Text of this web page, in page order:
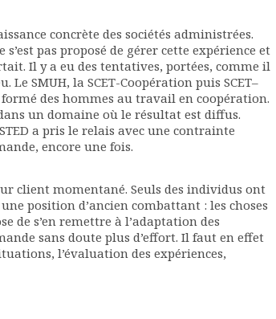
concrète des sociétés administrées.
pas proposé de gérer cette expérience et
Il y a eu des tentatives, portées, comme il
SMUH, la SCET-Coopération puis SCET–
des hommes au travail en coopération.
un domaine où le résultat est diffus.
a pris le relais avec une contrainte
encore une fois.
client momentané. Seuls des individus ont
position d’ancien combattant : les choses
de s’en remettre à l’adaptation des
sans doute plus d’effort. Il faut en effet
l’évaluation des expériences,